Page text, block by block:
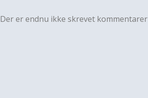
Der er endnu ikke skrevet kommentarer